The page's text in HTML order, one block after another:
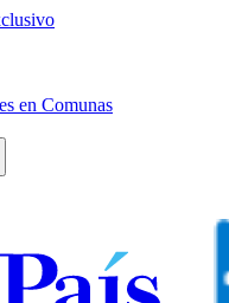
en Comunas